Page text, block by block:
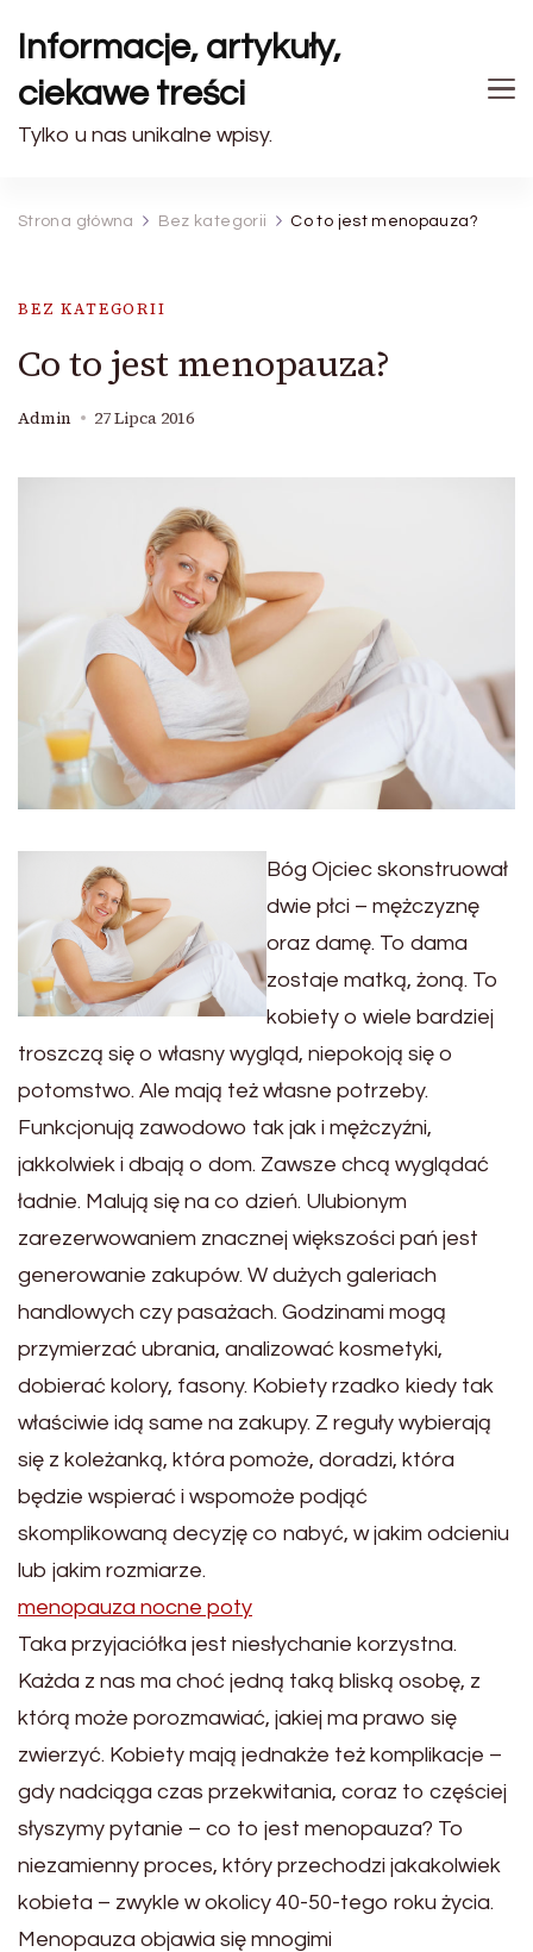
Informacje, artykuły,
ciekawe treści
Tylko u nas unikalne wpisy.
Strona główna Bez kategorii Co to jest menopauza?
BEZ KATEGORII
Co to jest menopauza?
Admin 27 Lipca 2016
Bóg Ojciec skonstruował
dwie płci – mężczyznę
oraz damę. To dama
zostaje matką, żoną. To
kobiety o wiele bardziej
troszczą się o własny wygląd, niepokoją się o
potomstwo. Ale mają też własne potrzeby.
Funkcjonują zawodowo tak jak i mężczyźni,
jakkolwiek i dbają o dom. Zawsze chcą wyglądać
ładnie. Malują się na co dzień. Ulubionym
zarezerwowaniem znacznej większości pań jest
generowanie zakupów. W dużych galeriach
handlowych czy pasażach. Godzinami mogą
przymierzać ubrania, analizować kosmetyki,
dobierać kolory, fasony. Kobiety rzadko kiedy tak
właściwie idą same na zakupy. Z reguły wybierają
się z koleżanką, która pomoże, doradzi, która
będzie wspierać i wspomoże podjąć
skomplikowaną decyzję co nabyć, w jakim odcieniu
lub jakim rozmiarze.
menopauza nocne poty
Taka przyjaciółka jest niesłychanie korzystna.
Każda z nas ma choć jedną taką bliską osobę, z
którą może porozmawiać, jakiej ma prawo się
zwierzyć. Kobiety mają jednakże też komplikacje –
gdy nadciąga czas przekwitania, coraz to częściej
słyszymy pytanie – co to jest menopauza? To
niezamienny proces, który przechodzi jakakolwiek
kobieta – zwykle w okolicy 40-50-tego roku życia.
Menopauza objawia się mnogimi